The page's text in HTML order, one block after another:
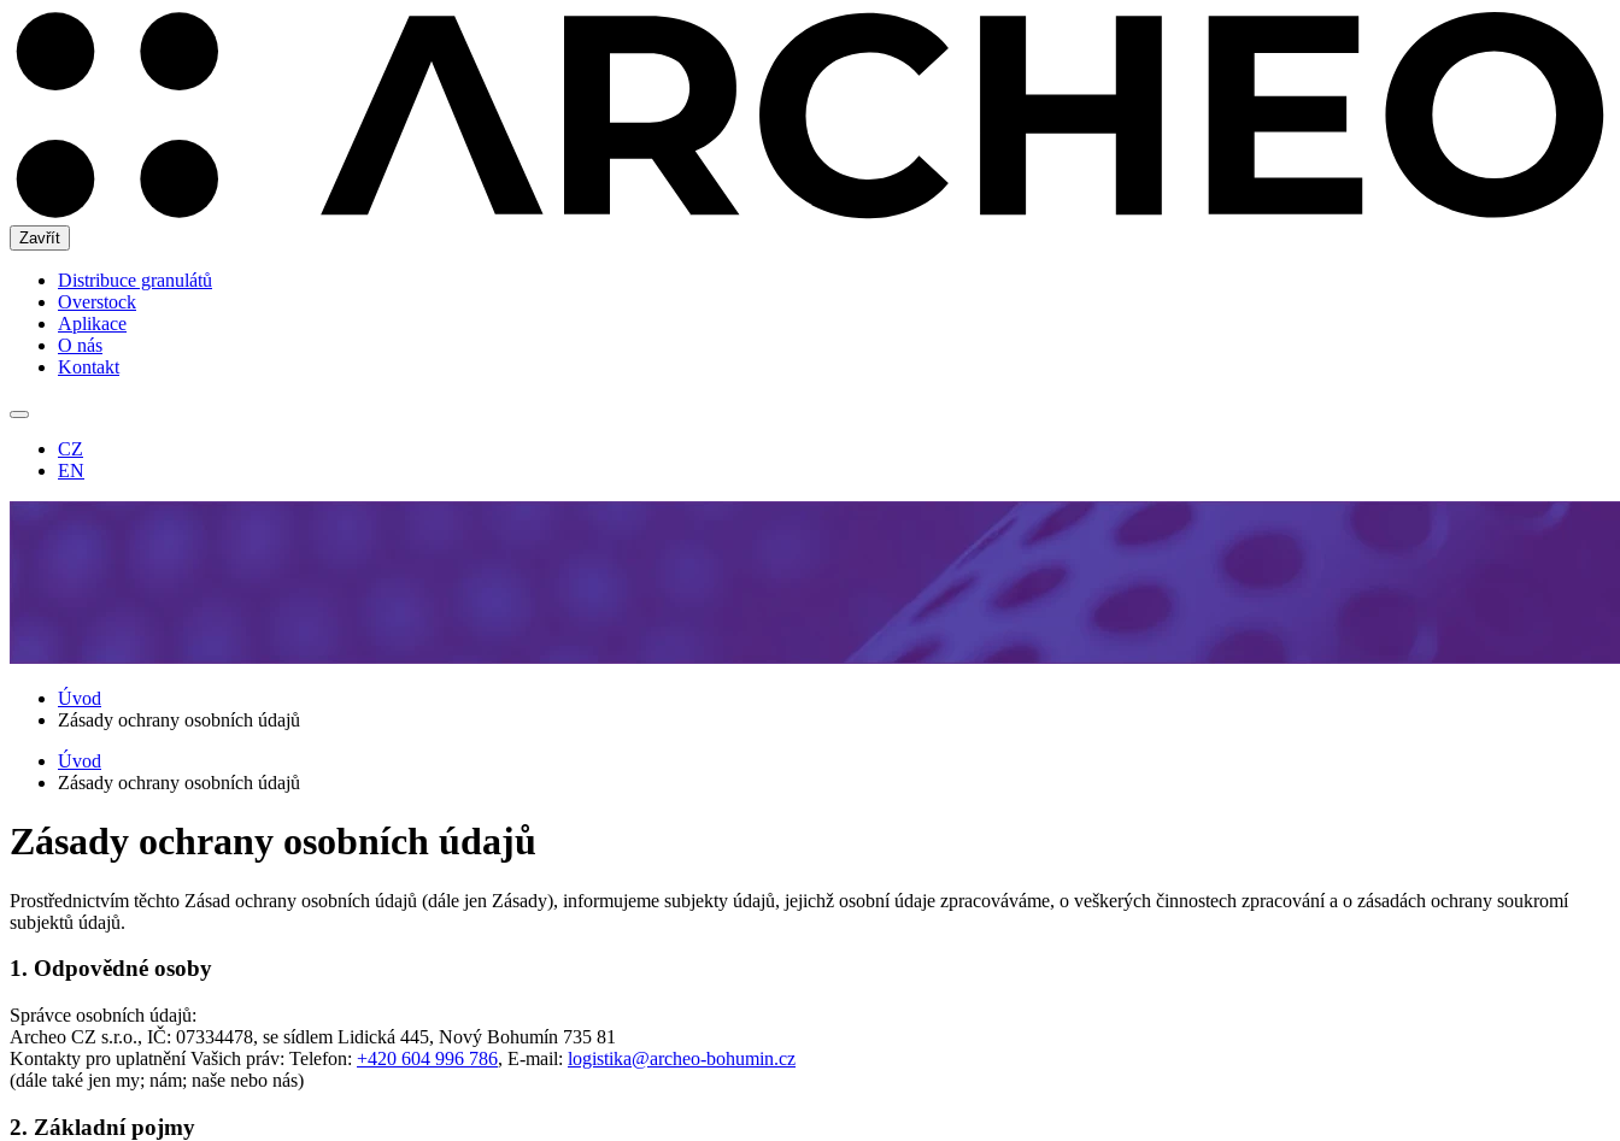
Zavřít
Distribuce granulátů
Overstock
Aplikace
O nás
Kontakt
CZ
EN
Úvod
Zásady ochrany osobních údajů
Úvod
Zásady ochrany osobních údajů
Zásady ochrany osobních údajů
Prostřednictvím těchto Zásad ochrany osobních údajů (dále jen Zásady), informujeme subjekty údajů, jejichž osobní údaje zpracováváme, o veškerých činnostech zpracování a o zásadách ochrany soukromí
subjektů údajů.
1. Odpovědné osoby
Správce osobních údajů:
Archeo CZ s.r.o., IČ: 07334478, se sídlem Lidická 445, Nový Bohumín 735 81
Kontakty pro uplatnění Vašich práv: Telefon: +420 604 996 786, E-mail: logistika@archeo-bohumin.cz
(dále také jen my; nám; naše nebo nás)
2. Základní pojmy